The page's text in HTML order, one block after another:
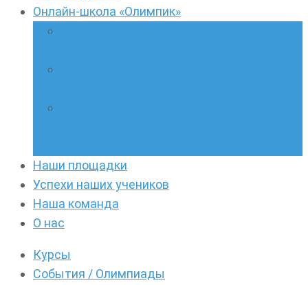
Онлайн-школа «Олимпик»
Наши площадки
Успехи наших учеников
Наша команда
О нас
Курсы
События / Олимпиады